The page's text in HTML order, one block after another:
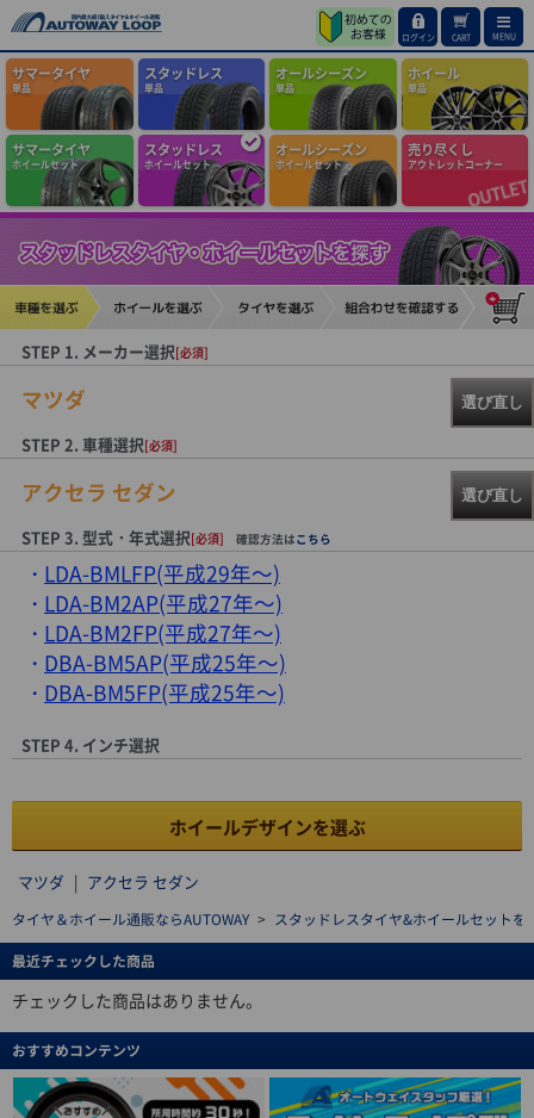
ログイン CART MENU
サマータイヤ
単品
スタッドレス
単品
オールシーズン
単品
ホイール
単品
サマータイヤ
ホイールセット
スタッドレス
ホイールセット
オールシーズン
ホイールセット
売り尽くし
アウトレットコーナー
STEP 1. メーカー選択[必須]
マツダ 選び直し
STEP 2. 車種選択[必須]
アクセラ セダン 選び直し
STEP 3. 型式・年式選択[必須] 確認方法はこちら
LDA-BMLFP(平成29年～)
LDA-BM2AP(平成27年～)
LDA-BM2FP(平成27年～)
DBA-BM5AP(平成25年～)
DBA-BM5FP(平成25年～)
STEP 4. インチ選択
ホイールデザインを選ぶ
マツダ | アクセラ セダン
タイヤ＆ホイール通販ならAUTOWAY > スタッドレスタイヤ&ホイールセット
最近チェックした商品
チェックした商品はありません。
おすすめコンテンツ